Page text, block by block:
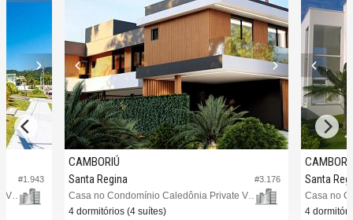
#1.943
Casa no Condomínio Caledônia Private Village
#3.176
CAMBORIÚ
Santa Regina
Casa no Condomínio Caledônia Private Village
4 dormitórios (4 suítes)
Santa
4